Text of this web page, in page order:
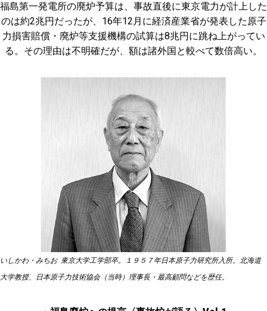
福島第一発電所の廃炉予算は、事故直後に東京電力が計上した
のは約2兆円だったが、16年12月に経済産業省が発表した原子
力損害賠償・廃炉等支援機構の試算は8兆円に跳ね上がってい
る。その理由は不明確だが、額は諸外国と較べて数倍高い。
いしかわ・みちお 東京大学工学部卒。１９５７年日本原子力研究所入所。北海道
大学教授、日本原子力技術協会（当時）理事長・最高顧問などを歴任。